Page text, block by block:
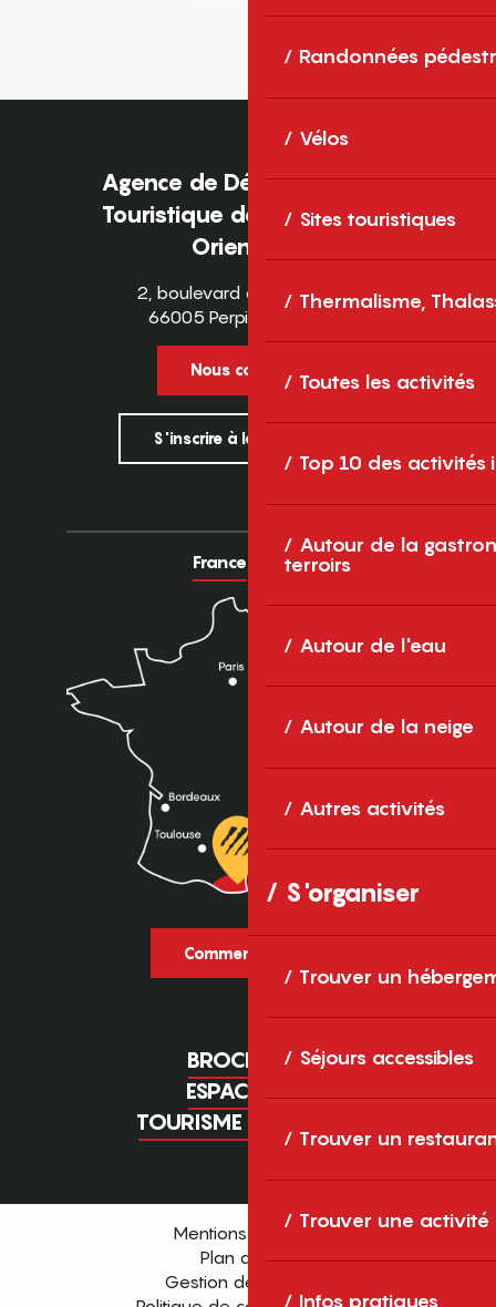
Randonnées
Vélos
Sites touristiques
Thermalisme,
Toutes les activités
Top 10 des activités
Autour de la
terroirs
Autour de l'eau
Autour de la neige
Autres activités
S'organiser
Trouver un
Séjours accessibles
Trouver un
Trouver une activité
Infos pratiques
Agence de Développement
Touristique des Pyrénées-
Orientales
2, boulevard des Pyrénées
66005 Perpignan Cedex
Nous contacter
S'inscrire à la newsletter
France Europe
Comment venir ?
BROCHURES
ESPACE PRO
TOURISME D'AFFAIRES
Mentions légales
Plan du site
Gestion des cookies